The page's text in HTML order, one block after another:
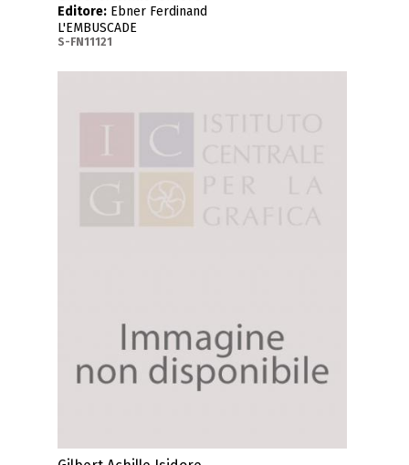
Editore: Ebner Ferdinand
L'EMBUSCADE
S-FN11121